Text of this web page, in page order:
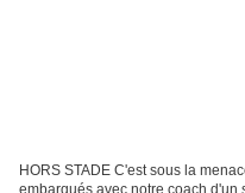
HORS STADE C'est sous la
embarqués avec notre coach d'un